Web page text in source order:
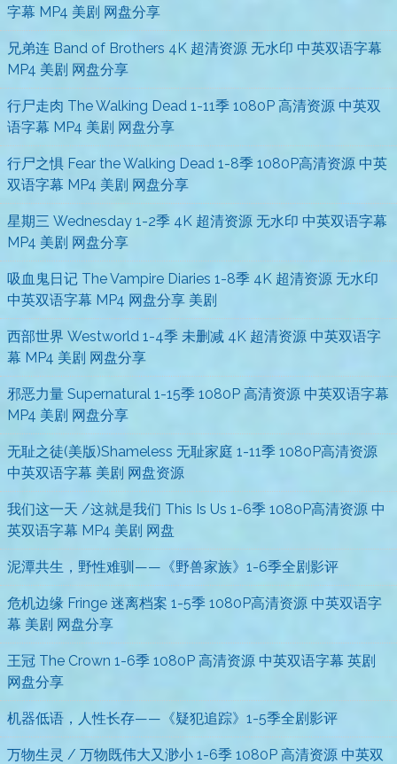
字幕 MP4 美剧 网盘分享
兄弟连 Band of Brothers 4K 超清资源 无水印 中英双语字幕
MP4 美剧 网盘分享
行尸走肉 The Walking Dead 1-11季 1080P 高清资源 中英双
语字幕 MP4 美剧 网盘分享
行尸之惧 Fear the Walking Dead 1-8季 1080P高清资源 中英
双语字幕 MP4 美剧 网盘分享
星期三 Wednesday 1-2季 4K 超清资源 无水印 中英双语字幕
MP4 美剧 网盘分享
吸血鬼日记 The Vampire Diaries 1-8季 4K 超清资源 无水印
中英双语字幕 MP4 网盘分享 美剧
西部世界 Westworld 1-4季 未删减 4K 超清资源 中英双语字
幕 MP4 美剧 网盘分享
邪恶力量 Supernatural 1-15季 1080P 高清资源 中英双语字幕
MP4 美剧 网盘分享
无耻之徒(美版)Shameless 无耻家庭 1-11季 1080P高清资源
中英双语字幕 美剧 网盘资源
我们这一天 /这就是我们 This Is Us 1-6季 1080P高清资源 中
英双语字幕 MP4 美剧 网盘
泥潭共生，野性难驯——《野兽家族》1-6季全剧影评
危机边缘 Fringe 迷离档案 1-5季 1080P高清资源 中英双语字
幕 美剧 网盘分享
王冠 The Crown 1-6季 1080P 高清资源 中英双语字幕 英剧
网盘分享
机器低语，人性长存——《疑犯追踪》1-5季全剧影评
万物生灵 / 万物既伟大又渺小 1-6季 1080P 高清资源 中英双